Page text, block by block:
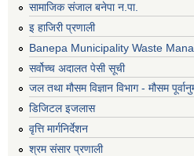
सामाजिक संजाल बनेपा न.पा.
इ हाजिरी प्रणाली
Banepa Municipality Waste
सर्वोच्च अदालत पेसी सूची
जल तथा मौसम विज्ञान विभाग - मौसम
डिजिटल इजलास
वृत्ति मार्गनिर्देशन
श्रम संसार प्रणाली